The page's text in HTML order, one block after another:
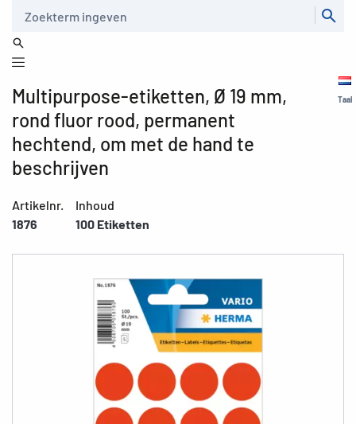
Taal
Multipurpose-etiketten, Ø 19 mm,
rond fluor rood, permanent
hechtend, om met de hand te
beschrijven
Artikelnr.
1876
Inhoud
100 Etiketten